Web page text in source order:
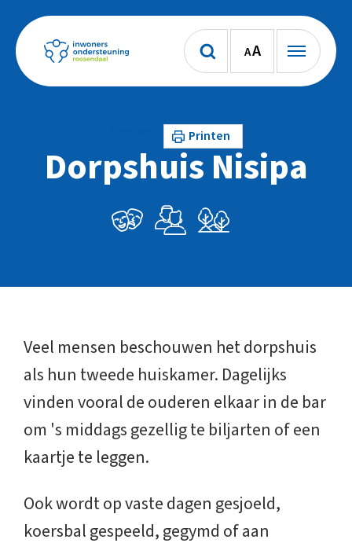
AA
Printen
Dorpshuis Nisipa
Veel mensen beschouwen het dorpshuis
als hun tweede huiskamer. Dagelijks
vinden vooral de ouderen elkaar in de bar
om 's middags gezellig te biljarten of een
kaartje te leggen.
Ook wordt op vaste dagen gesjoeld,
koersbal gespeeld, gegymd of aan